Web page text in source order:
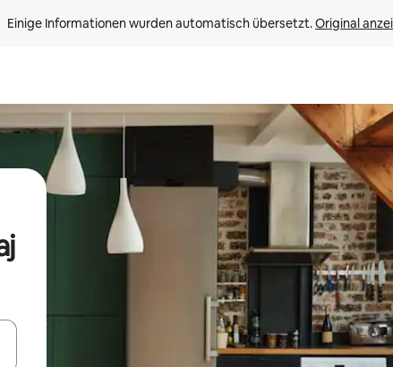
Einige Informationen wurden automatisch übersetzt. Original
nach oben und unten oder erkunde die Ergebnisse